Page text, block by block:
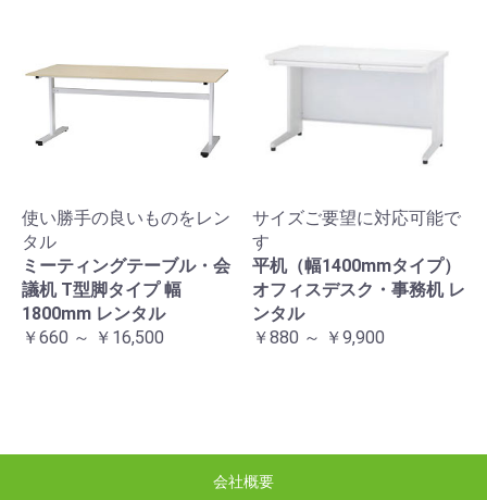
使い勝手の良いものをレン
タル
ミーティングテーブル・会
議机 T型脚タイプ 幅
1800mm レンタル
￥660 ～ ￥16,500
サイズご要望に対応可能で
す
平机（幅1400mmタイプ）
オフィスデスク・事務机 レ
ンタル
￥880 ～ ￥9,900
会社概要